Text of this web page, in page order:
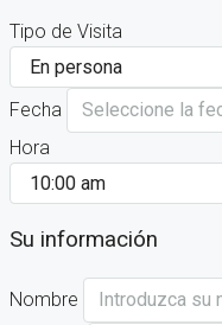
Tipo de Visita
Fecha
Hora
Su información
Nombre